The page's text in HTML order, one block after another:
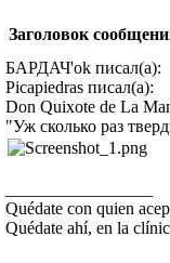
Заголовок
БАРДАЧ'ok писал(а):
Picapiedras писал(а):
Don Quixote de La
"Уж сколько раз
Quédate con quien
Quédate ahí, en la